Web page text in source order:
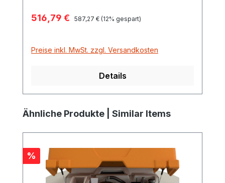
Verkaufspreis:
516,79 € Regulärer Preis:
587,27 € (12% gespart)
Preise inkl. MwSt. zzgl. Versandkosten
Details
Produktgalerie überspringen
Ähnliche Produkte | Similar Items
Rabatt
%